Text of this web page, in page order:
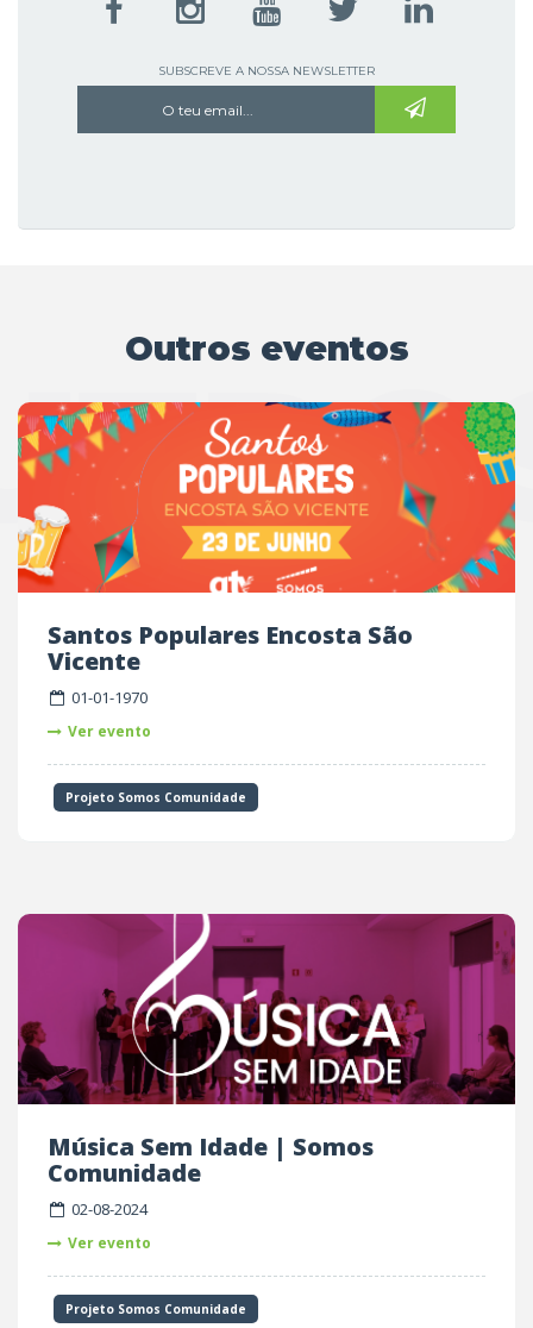
SUBSCREVE A NOSSA NEWSLETTER
Outros eventos
Santos Populares Encosta São
Vicente
01-01-1970
Ver evento
Projeto Somos Comunidade
Música Sem Idade | Somos
Comunidade
02-08-2024
Ver evento
Projeto Somos Comunidade